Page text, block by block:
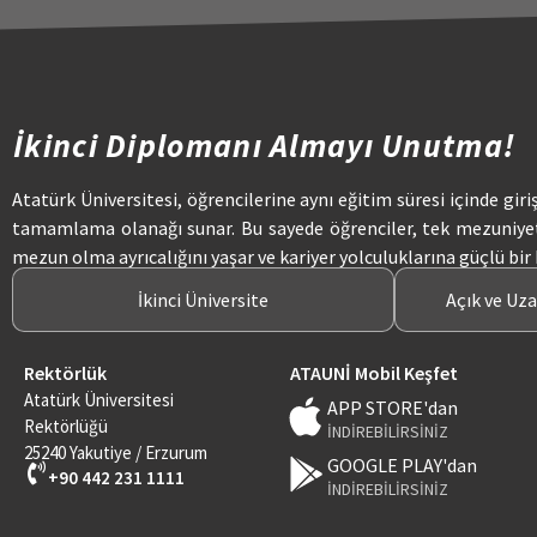
İkinci Diplomanı Almayı Unutma!
Atatürk Üniversitesi, öğrencilerine aynı eğitim süresi içinde
tamamlama olanağı sunar. Bu sayede öğrenciler, tek
mezun olma ayrıcalığını yaşar ve kariyer yolculuklarına güçlü bir
İkinci Üniversite
Açık ve
Rektörlük
Atatürk Üniversitesi
Rektörlüğü
25240 Yakutiye / Erzurum
+90 442 231 1111
ATAUNİ Mobil Keşfet
APP STORE'dan
İNDİREBİLİRSİNİZ
GOOGLE PLAY'dan
İNDİREBİLİRSİNİZ